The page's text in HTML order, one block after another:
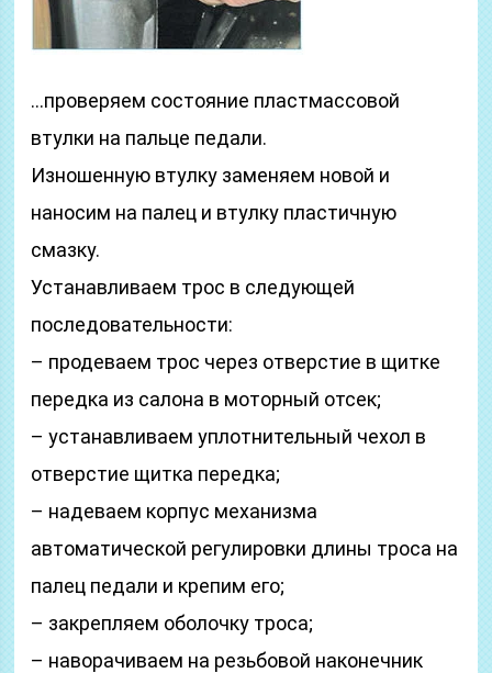
…проверяем состояние пластмассовой
втулки на пальце педали.
Изношенную втулку заменяем новой и
наносим на палец и втулку пластичную
смазку.
Устанавливаем трос в следующей
последовательности:
– продеваем трос через отверстие в щитке
передка из салона в моторный отсек;
– устанавливаем уплотнительный чехол в
отверстие щитка передка;
– надеваем корпус механизма
автоматической регулировки длины троса на
палец педали и крепим его;
– закрепляем оболочку троса;
– наворачиваем на резьбовой наконечник